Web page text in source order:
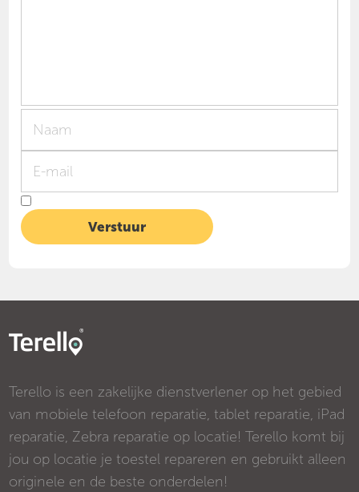
Terello is een zakelijke dienstverlener op het gebied
van mobiele telefoon reparatie, tablet reparatie, iPad
reparatie, Zebra reparatie op locatie! Terello komt bij
jou op locatie je toestel repareren en gebruikt alleen
originele en de beste onderdelen!